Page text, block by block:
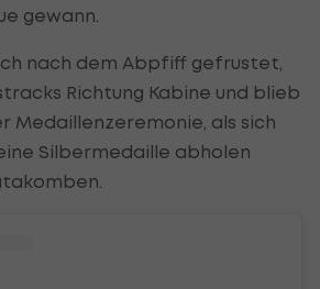
gewann.
nach dem Abpfiff gefrustet,
Richtung Kabine und blieb
Medaillenzeremonie, als sich
Silbermedaille abholen